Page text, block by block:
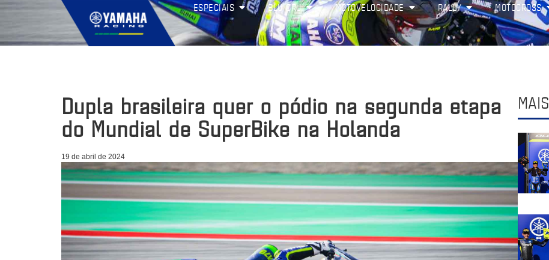
ESPECIAIS BLU CRU MOTOVELOCIDADE RALLY MOTOCROSS
Dupla brasileira quer o pódio na segunda etapa
do Mundial de SuperBike na Holanda
19 de abril de 2024
MAIS